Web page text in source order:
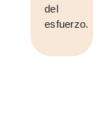
del
esfuerzo.